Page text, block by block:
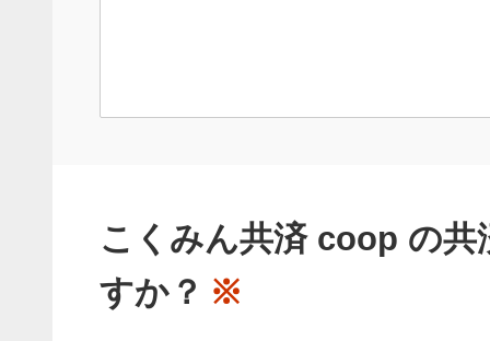
こくみん共済 coop の共
すか？ ※